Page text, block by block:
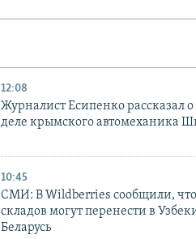
12:08
Журналист Есипенко рассказал
деле крымского автомеханика
10:45
СМИ: В Wildberries сообщили, что
складов могут перенести в
Беларусь